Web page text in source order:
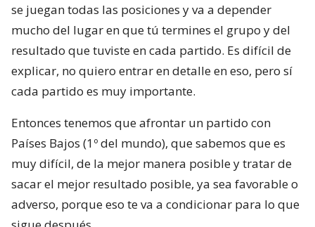
se juegan todas las posiciones y va a depender
mucho del lugar en que tú termines el grupo y del
resultado que tuviste en cada partido. Es difícil de
explicar, no quiero entrar en detalle en eso, pero sí
cada partido es muy importante.
Entonces tenemos que afrontar un partido con
Países Bajos (1º del mundo), que sabemos que es
muy difícil, de la mejor manera posible y tratar de
sacar el mejor resultado posible, ya sea favorable o
adverso, porque eso te va a condicionar para lo que